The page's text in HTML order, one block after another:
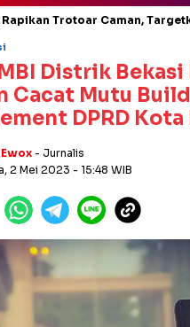
Rapikan Trotoar Caman,
Distrik
Cacat Mutu
DPRD Kota
- Jurnalis
2 Mei 2023 - 15:48 WIB